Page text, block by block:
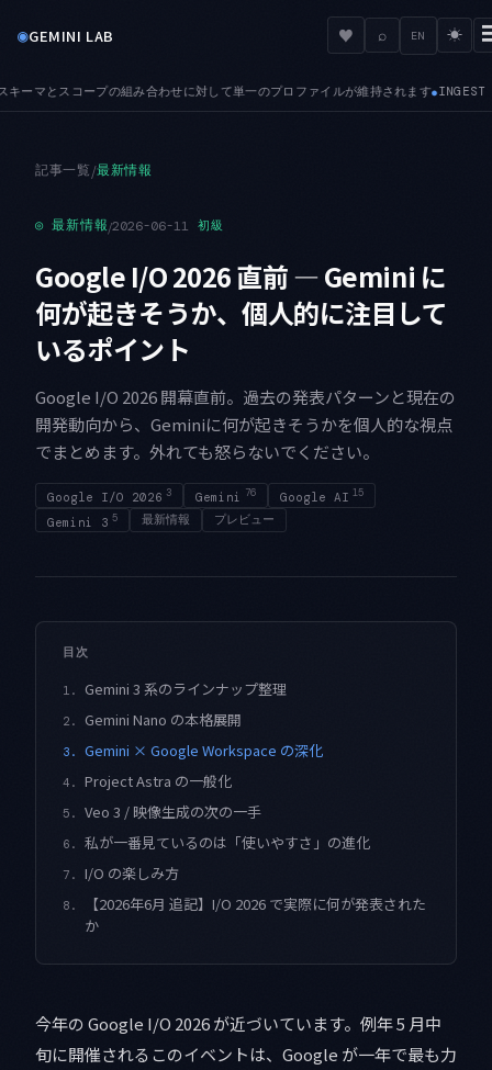
◉GEMINI LAB ♥ ⌕ EN ☀
ファイルが維持されます●INGEST — IngestEvents API が GA になり、イベント
記事一覧/最新情報
◎ 最新情報/2026-06-11 初級
Google I/O 2026 直前 — Gemini に
何が起きそうか、個人的に注目して
いるポイント
Google I/O 2026 開幕直前。過去の発表パターンと現在の
開発動向から、Geminiに何が起きそうかを個人的な視点
でまとめます。外れても怒らないでください。
Google I/O 2026 3 Gemini 76 Google AI 15
Gemini 3 5 最新情報 プレビュー
目次
1. Gemini 3 系のラインナップ整理
2. Gemini Nano の本格展開
3. Gemini × Google Workspace の深化
4. Project Astra の一般化
5. Veo 3 / 映像生成の次の一手
6. 私が一番見ているのは「使いやすさ」の進化
7. I/O の楽しみ方
8.
【2026年6月 追記】I/O 2026 で実際に何が発表された
か
今年の Google I/O 2026 が近づいています。例年 5 月中
旬に開催されるこのイベントは、Google が一年で最も力